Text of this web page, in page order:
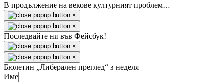
В продължение на векове културният проблем…
×
×
Последвайте ни във Фейсбук!
×
×
Бюлетин „Либерален преглед“ в неделя
Име